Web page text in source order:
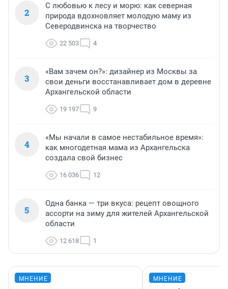
2
С любовью к лесу и морю: как северная
природа вдохновляет молодую маму из
Северодвинска на творчество
22 503 4
3
«Вам зачем он?»: дизайнер из Москвы за
свои деньги восстанавливает дом в деревне
Архангельской области
19 197 9
4
«Мы начали в самое нестабильное время»:
как многодетная мама из Архангельска
создала свой бизнес
16 036 12
5
Одна банка — три вкуса: рецепт овощного
ассорти на зиму для жителей Архангельской
области
12 618 1
МНЕНИЕ МНЕНИЕ